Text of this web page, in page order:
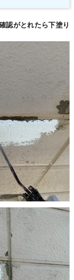
認がとれたら下塗り